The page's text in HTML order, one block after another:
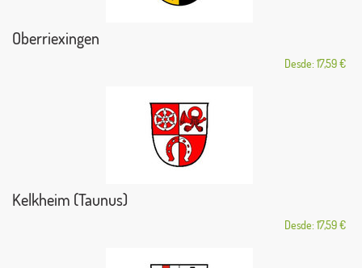
Oberriexingen
Desde: 17,59 €
Kelkheim (Taunus)
Desde: 17,59 €